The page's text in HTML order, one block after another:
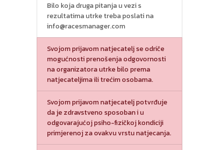
Bilo koja druga pitanja u vezi s
rezultatima utrke treba poslati na
info@racesmanager.com
Svojom prijavom natjecatelj se odriče
mogućnosti prenošenja odgovornosti
na organizatora utrke bilo prema
natjecateljima ili trećim osobama.
Svojom prijavom natjecatelj potvrđuje
da je zdravstveno sposoban i u
odgovarajućoj psiho-fizičkoj kondiciji
primjerenoj za ovakvu vrstu natjecanja.